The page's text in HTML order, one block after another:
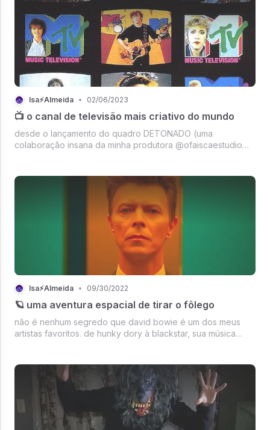
Isa⚡Almeida • 02/06/2023
📺 o canal de televisão mais criativo do mundo
desde o lançamento do quadro DETONADO (uma
colaboração insana da minha produtora @ofaiscaestudio
estética MTV e, sim, essa é uma das nossas ...
Isa⚡Almeida • 09/30/2022
🪐 uma aventura espacial de tirar o fôlego
não é nenhum segredo que david bowie é um dos meus
artistas favoritos. de hunky dory à blackstar, sua música